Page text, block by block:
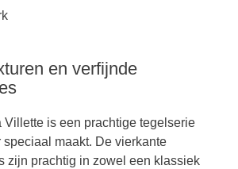
en verfijnde
Villette is een prachtige tegelserie
maakt. De vierkante
zijn prachtig in zowel een klassiek